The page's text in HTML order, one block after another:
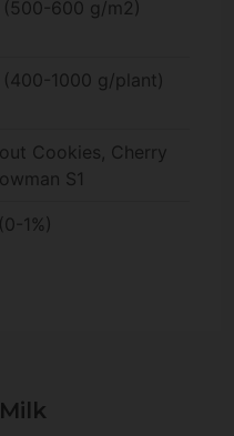
(500-600 g/m2)
(400-1000 g/plant)
Cookies, Cherry
S1
1%)